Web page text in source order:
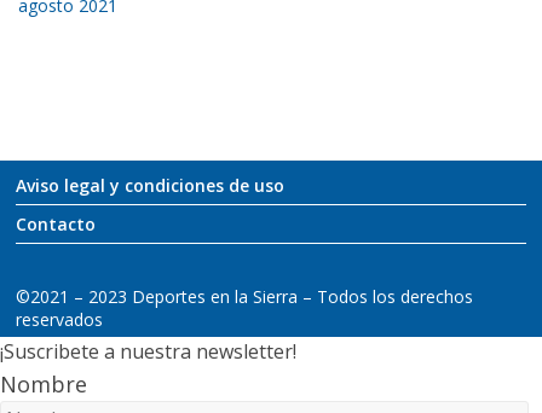
agosto 2021
Aviso legal y condiciones de uso
Contacto
©2021 – 2023 Deportes en la Sierra – Todos los derechos
reservados
¡Suscribete a nuestra newsletter!
Nombre